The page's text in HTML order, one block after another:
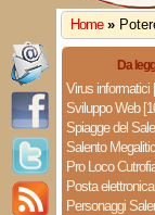
Home »
Da
Virus informatici
Sviluppo Web
Spiagge del
Salento
Pro Loco
Posta
Personaggi